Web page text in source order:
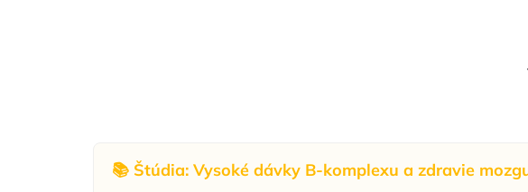
📚 Štúdia: Vysoké dávky B-komplexu a zdravie